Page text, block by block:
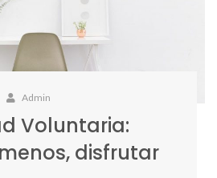
Admin
Voluntaria:
disfrutar